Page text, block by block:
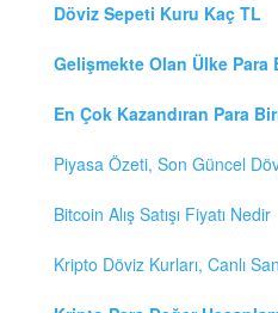
Döviz Sepeti Kuru Kaç TL
Gelişmekte Olan Ülke Para
En Çok Kazandıran Para
Piyasa Özeti, Son Güncel
Bitcoin Alış Satışı Fiyatı Nedir
Kripto Döviz Kurları, Canlı